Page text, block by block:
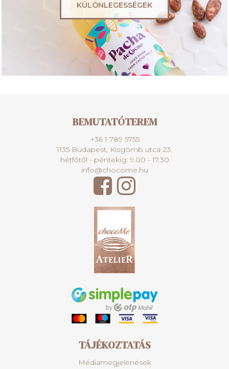
KÜLÖNLEGESSÉGEK
BEMUTATÓTEREM
+36 1 789 5755
1135 Budapest, Kisgömb utca 23.
hétfőtől - péntekig: 9.00 - 17.30
info@chocome.hu
TÁJÉKOZTATÁS
Médiamegjelenések